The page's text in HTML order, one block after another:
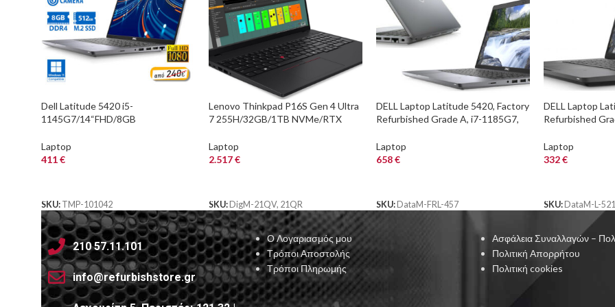
Dell Latitude 5420 i5-
1145G7/14“FHD/8GB
ODD/Camera/10P Grade A
Refurbished La
Laptop
411€
SKU: TMP-101042
Lenovo Thinkpad P16S Gen 4 Ultra
7 255H/32GB/1TB NVMe/RTX
Laptop
2.517€
SKU: DigM-21QV, 21QR
DELL Laptop Latitude 5420, Factory
Refurbished Grade A, i7-1185G7,
Cam, Intel Integrated Graphics,
Windows 11 Pro
Laptop
658€
SKU: DataM-FRL-457
DELL Laptop
Refurbished
Graphics 620,
Laptop
332€
SKU: DataM-L-
210 57.11.101
info@refurbishstore.gr
Ο Λογαριασμός μου
Τρόποι Αποστολής
Τρόποι Πληρωμής
Ασφάλεια Συναλλαγών –
Πολιτική Απορρήτου
Πολιτική cookies